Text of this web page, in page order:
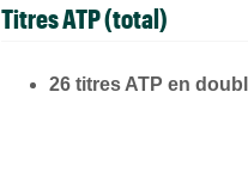
Titres ATP (total)
26 titres ATP en